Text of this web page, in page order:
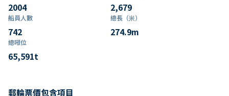
2004 2,679
船員人數
742
總長（米）
274.9m
總噸位
65,591t
郵輪票價包含項目